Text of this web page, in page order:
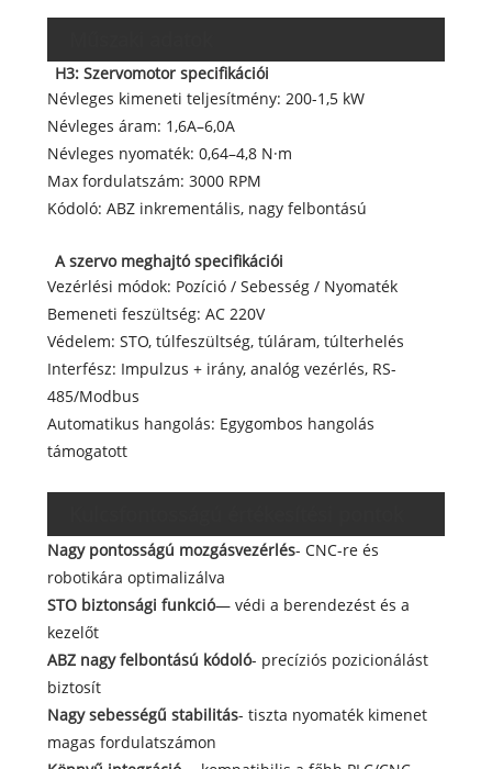
H3: Szervomotor specifikációi
Névleges kimeneti teljesítmény: 200-1,5 kW
Névleges áram: 1,6A–6,0A
Névleges nyomaték: 0,64–4,8 N·m
Max fordulatszám: 3000 RPM
Kódoló: ABZ inkrementális, nagy felbontású
A szervo meghajtó specifikációi
Vezérlési módok: Pozíció / Sebesség / Nyomaték
Bemeneti feszültség: AC 220V
Védelem: STO, túlfeszültség, túláram, túlterhelés
Interfész: Impulzus + irány, analóg vezérlés, RS-
485/Modbus
Automatikus hangolás: Egygombos hangolás
támogatott
Nagy pontosságú mozgásvezérlés- CNC-re és
robotikára optimalizálva
STO biztonsági funkció— védi a berendezést és a
kezelőt
ABZ nagy felbontású kódoló- precíziós pozicionálást
biztosít
Nagy sebességű stabilitás- tiszta nyomaték kimenet
magas fordulatszámon